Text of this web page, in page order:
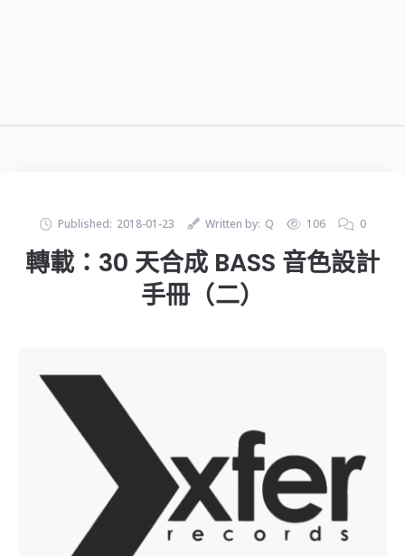
Published: 2018-01-23 Written by: Q 106 0
轉載：30 天合成 BASS 音色設計
手冊（二）